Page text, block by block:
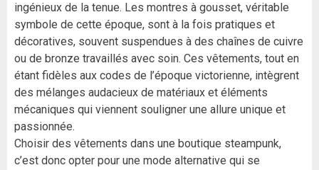
ingénieux de la tenue. Les montres à gousset, véritable
symbole de cette époque, sont à la fois pratiques et
décoratives, souvent suspendues à des chaînes de cuivre
ou de bronze travaillés avec soin. Ces vêtements, tout en
étant fidèles aux codes de l’époque victorienne, intègrent
des mélanges audacieux de matériaux et éléments
mécaniques qui viennent souligner une allure unique et
passionnée.
Choisir des vêtements dans une boutique steampunk,
c’est donc opter pour une mode alternative qui se